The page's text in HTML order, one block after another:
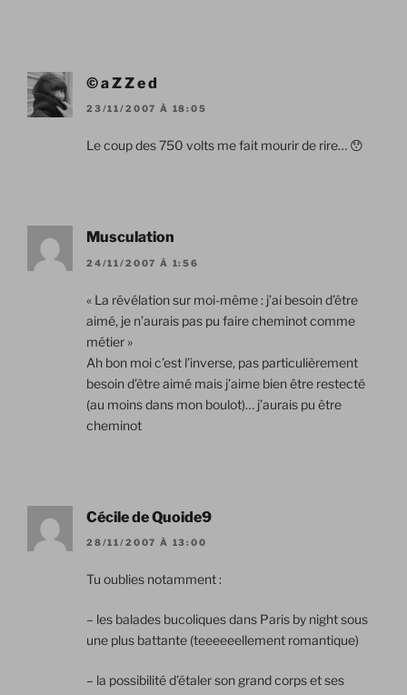
© a Z Z e d
23/11/2007 À 18:05
Le coup des 750 volts me fait mourir de rire… 😯
Musculation
24/11/2007 À 1:56
« La révélation sur moi-même : j’ai besoin d’être
aimé, je n’aurais pas pu faire cheminot comme
métier »
Ah bon moi c’est l’inverse, pas particulièrement
besoin d’être aimé mais j’aime bien être restecté
(au moins dans mon boulot)… j’aurais pu être
cheminot
Cécile de Quoide9
28/11/2007 À 13:00
Tu oublies notamment :
– les balades bucoliques dans Paris by night sous
une plus battante (teeeeeellement romantique)
– la possibilité d’étaler son grand corps et ses